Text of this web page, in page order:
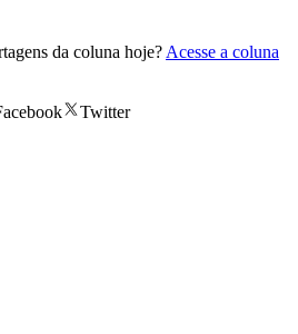
da coluna hoje? Acesse a coluna
Twitter